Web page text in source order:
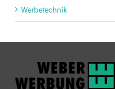
Werbetechnik